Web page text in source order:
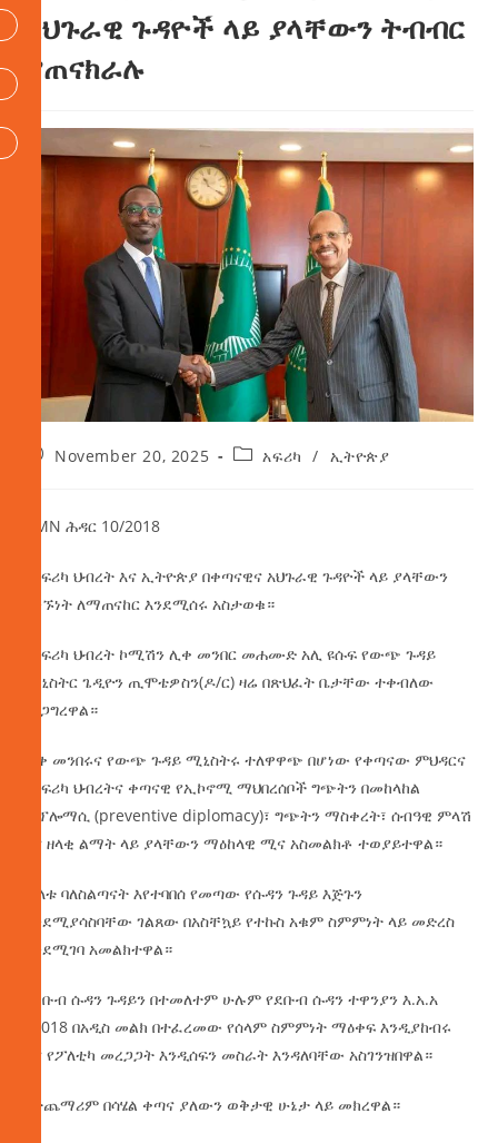
አህጉራዊ ጉዳዮች ላይ ያላቸውን ትብብር
ያጠናክራሉ
November 20, 2025 አፍሪካ / ኢትዮጵያ
AMN ሕዳር 10/2018
የአፍሪካ ህብረት እና ኢትዮጵያ በቀጣናዊና አህጉራዊ ጉዳዮች ላይ ያላቸውን
ግንኙነት ለማጠናከር እንደሚሰሩ አስታወቁ።
የአፍሪካ ህብረት ኮሚሽን ሊቀ መንበር መሐሙድ አሊ ዩሱፍ የውጭ ጉዳይ
ሚኒስትር ጌዲዮን ጢሞቴዎስን(ዶ/ር) ዛሬ በጽህፈት ቤታቸው ተቀብለው
አነጋግረዋል።
ሊቀ መንበሩና የውጭ ጉዳይ ሚኒስትሩ ተለዋዋጭ በሆነው የቀጣናው ምህዳርና
የአፍሪካ ህብረትና ቀጣናዊ የኢኮኖሚ ማህበረሰቦች ግጭትን በመከላከል
ዲፕሎማሲ (preventive diplomacy)፣ ግጭትን ማስቀረት፣ ሰብዓዊ ምላሽ
እና ዘላቂ ልማት ላይ ያላቸውን ማዕከላዊ ሚና አስመልክቶ ተወያይተዋል።
ሁለቱ ባለስልጣናት እየተባበሰ የመጣው የሱዳን ጉዳይ እጅጉን
እንደሚያሳስባቸው ገልጸው በአስቸኳይ የተኩስ አቁም ስምምነት ላይ መድረስ
እንደሚገባ አመልክተዋል።
የደቡብ ሱዳን ጉዳይን በተመለተም ሁሉም የደቡብ ሱዳን ተዋንያን እ.አ.አ
በ2018 በአዲስ መልክ በተፈረመው የሰላም ስምምነት ማዕቀፍ እንዲያከብሩ
እና የፖለቲካ መረጋጋት እንዲሰፍን መስራት እንዳለባቸው አስገንዝበዋል።
በተጨማሪም በሳሄል ቀጣና ያለውን ወቅታዊ ሁኔታ ላይ መክረዋል።